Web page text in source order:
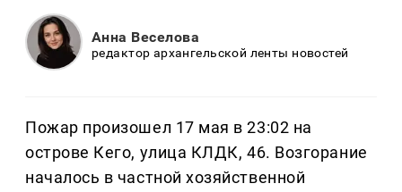
Анна Веселова
редактор архангельской ленты новостей
Пожар произошел 17 мая в 23:02 на
острове Кего, улица КЛДК, 46. Возгорание
началось в частной хозяйственной